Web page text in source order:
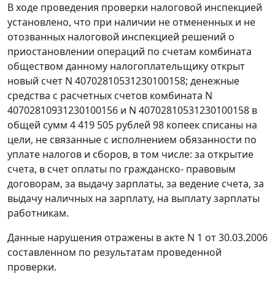
В ходе проведения проверки налоговой инспекцией
установлено, что при наличии не отмененных и не
отозванных налоговой инспекцией решений о
приостановлении операций по счетам комбината
обществом данному налогоплательщику открыт
новый счет N 40702810531230100158; денежные
средства с расчетных счетов комбината N
40702810931230100156 и N 40702810531230100158 в
общей сумм 4 419 505 рублей 98 копеек списаны на
цели, не связанные с исполнением обязанности по
уплате налогов и сборов, в том числе: за открытие
счета, в счет оплаты по гражданско- правовым
договорам, за выдачу зарплаты, за ведение счета, за
выдачу наличных на зарплату, на выплату зарплаты
работникам.
Данные нарушения отражены в акте N 1 от 30.03.2006
составленном по результатам проведенной
проверки.